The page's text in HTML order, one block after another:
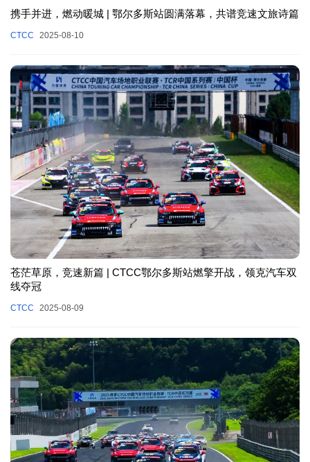
携手并进，燃动暖城 | 鄂尔多斯站圆满落幕，共谱竞速文旅诗篇
CTCC 2025-08-10
苍茫草原，竞速新篇 | CTCC鄂尔多斯站燃擎开战，领克汽车双
线夺冠
CTCC 2025-08-09